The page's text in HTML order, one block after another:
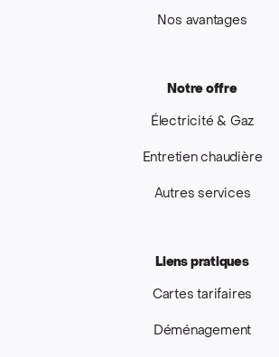
Nos avantages
Notre offre
Électricité & Gaz
Entretien chaudière
Autres services
Liens pratiques
Cartes tarifaires
Déménagement